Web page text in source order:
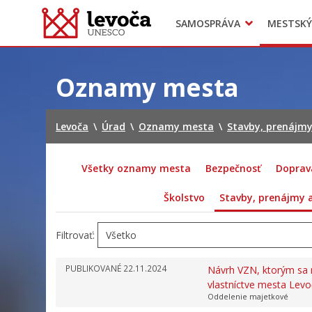
SAMOSPRÁVA
Dokumenty mesta
Projekty
Doprava
Oznamy mesta
Levoča \ Úrad \ Oznamy mesta \ Stavby,
Všetky oznamy mesta Bezpečnosť
Školstvo Stavby, prenájmy
Filtrovať:
PUBLIKOVANÉ 22.11.2024
Návrh VZN, ktorým
vlastníctve mesta
Oddelenie majetkové